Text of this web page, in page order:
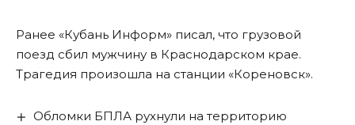
Ранее «Кубань Информ» писал, что грузовой
поезд сбил мужчину в Краснодарском крае.
Трагедия произошла на станции «Кореновск».
Обломки БПЛА рухнули на территорию